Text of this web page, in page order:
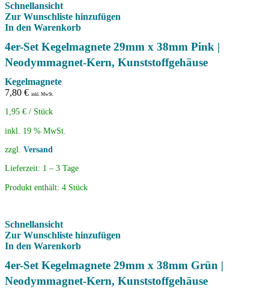
Schnellansicht
Zur Wunschliste hinzufügen
In den Warenkorb
4er-Set Kegelmagnete 29mm x 38mm Pink |
Neodymmagnet-Kern, Kunststoffgehäuse
Kegelmagnete
7,80 € inkl. MwSt.
1,95 € / Stück
inkl. 19 % MwSt.
zzgl. Versand
Lieferzeit: 1 – 3 Tage
Produkt enthält: 4 Stück
Schnellansicht
Zur Wunschliste hinzufügen
In den Warenkorb
4er-Set Kegelmagnete 29mm x 38mm Grün |
Neodymmagnet-Kern, Kunststoffgehäuse